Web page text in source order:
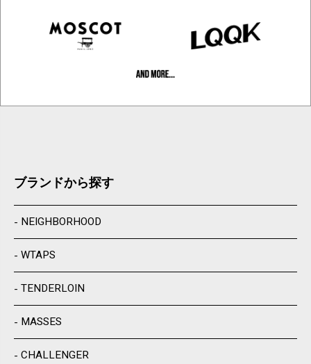
ブランドから探す
NEIGHBORHOOD
WTAPS
TENDERLOIN
MASSES
CHALLENGER